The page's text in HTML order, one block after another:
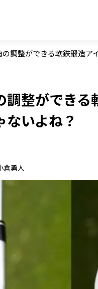
調整ができる軟鉄鍛造ア
調整ができる
いよね？
倉勇人